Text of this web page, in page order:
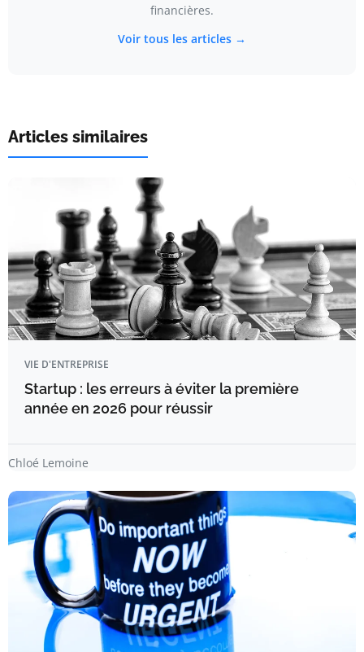
financières.
Voir tous les articles →
Articles similaires
VIE D'ENTREPRISE
Startup : les erreurs à éviter la première
année en 2026 pour réussir
Chloé Lemoine